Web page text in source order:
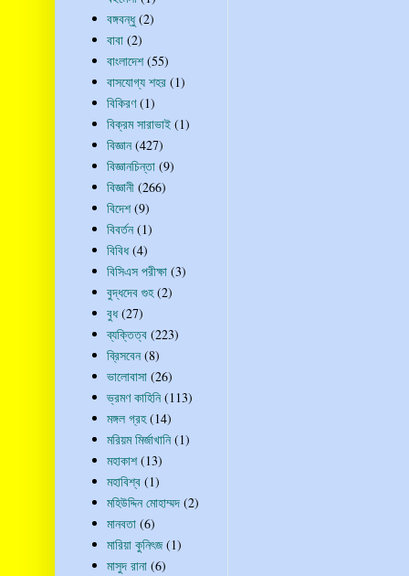
বঙ্গবন্ধু (2)
বাবা (2)
বাংলাদেশ (55)
বাসযোগ্য শহর (1)
বিকিরণ (1)
বিক্রম সারাভাই (1)
বিজ্ঞান (427)
বিজ্ঞানচিন্তা (9)
বিজ্ঞানী (266)
বিদেশ (9)
বিবর্তন (1)
বিবিধ (4)
বিসিএস পরীক্ষা (3)
বুদ্ধদেব গুহ (2)
বুধ (27)
ব্যক্তিত্ব (223)
ব্রিসবেন (8)
ভালোবাসা (26)
ভ্রমণ কাহিনি (113)
মঙ্গল গ্রহ (14)
মরিয়ম মির্জাখানি (1)
মহাকাশ (13)
মহাবিশ্ব (1)
মহিউদ্দিন মোহাম্মদ (2)
মানবতা (6)
মারিয়া কুনিৎজ (1)
মাসুদ রানা (6)